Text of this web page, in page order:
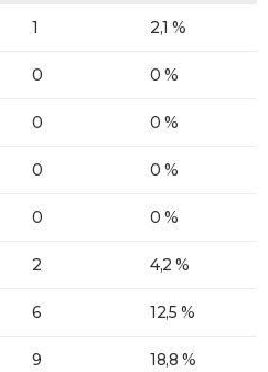
1 2,1 %
0 0 %
0 0 %
0 0 %
0 0 %
2 4,2 %
6 12,5 %
9 18,8 %